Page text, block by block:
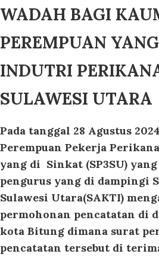
WADAH BAGI
PEREMPUAN
INDUTRI
SULAWESI UTARA
Pada tanggal 28 Agustus
Perempuan Pekerja
yang di Sinkat (SP3SU)
pengurus yang di dampingi
Sulawesi Utara(SAKTI)
permohonan pencatatan di
kota Bitung dimana surat
pencatatan tersebut di